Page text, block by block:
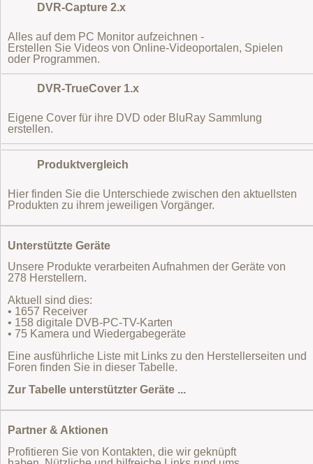
DVR-Capture 2.x
Alles auf dem PC Monitor aufzeichnen -
Erstellen Sie Videos von Online-Videoportalen, Spielen
oder Programmen.
DVR-TrueCover 1.x
Eigene Cover für ihre DVD oder BluRay Sammlung
erstellen.
Produktvergleich
Hier finden Sie die Unterschiede zwischen den aktuellsten
Produkten zu ihrem jeweiligen Vorgänger.
Unterstützte Geräte
Unsere Produkte verarbeiten Aufnahmen der Geräte von
278 Herstellern.
Aktuell sind dies:
• 1657 Receiver
• 158 digitale DVB-PC-TV-Karten
• 75 Kamera und Wiedergabegeräte
Eine ausführliche Liste mit Links zu den Herstellerseiten und
Foren finden Sie in dieser Tabelle.
Zur Tabelle unterstützter Geräte ...
Partner & Aktionen
Profitieren Sie von Kontakten, die wir geknüpft